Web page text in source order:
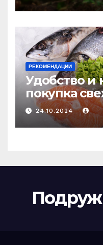
РЕКОМЕНДАЦИИ
Удобство и
покупка
рыбы
24.10.2024